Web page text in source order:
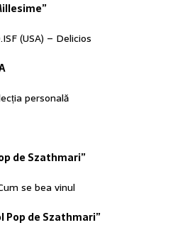
(USA) – Delicios
personală
de Szathmari”
se bea vinul
Pop de Szathmari”